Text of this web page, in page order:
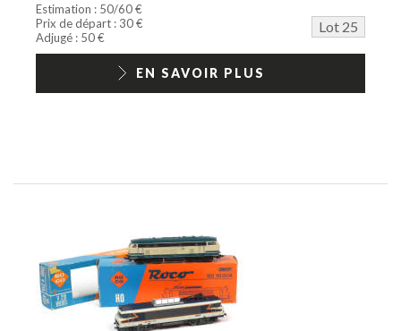
Estimation : 50/60 €
Prix de départ : 30 €
Lot 25
Adjugé : 50 €
EN SAVOIR PLUS